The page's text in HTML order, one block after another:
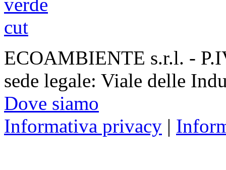
ECOAMBIENTE s.r.l. -
sede legale: Viale delle
Dove siamo
Informativa privacy |